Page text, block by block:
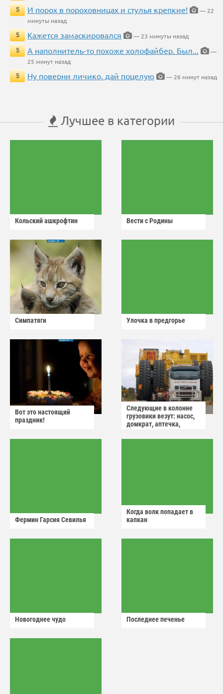
5
И порох в пороховницах и стулья крепкие!
— 22
минуты назад
5
Кажется замаскировался
— 23 минуты назад
5
А наполнитель-то похоже холофайбер. Был...
—
25 минут назад
5
Ну поверни личико, дай поцелую — 26 минут назад
Лучшее в категории
Кольский ашкрофтин Вести с Родины
Симпатяги Улочка в предгорье
Вот это настоящий
праздник!
Следующие в колонне
грузовики везут: насос,
домкрат, аптечка,
Фермин Гарсия Севилья
Когда волк попадает в
капкан
Новогоднее чудо Последнее печенье